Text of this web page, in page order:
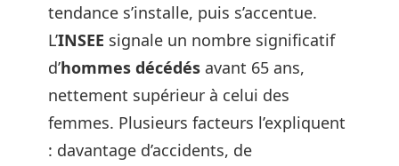
tendance s’installe, puis s’accentue.
L’INSEE signale un nombre significatif
d’hommes décédés avant 65 ans,
nettement supérieur à celui des
femmes. Plusieurs facteurs l’expliquent
: davantage d’accidents, de